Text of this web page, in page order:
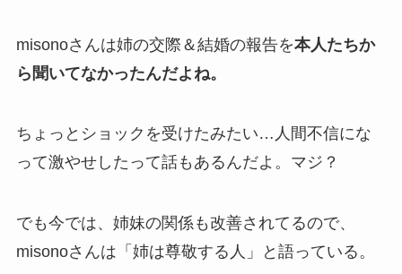
misonoさんは姉の交際＆結婚の報告を本人たちか
ら聞いてなかったんだよね。
ちょっとショックを受けたみたい…人間不信にな
って激やせしたって話もあるんだよ。マジ？
でも今では、姉妹の関係も改善されてるので、
misonoさんは「姉は尊敬する人」と語っている。